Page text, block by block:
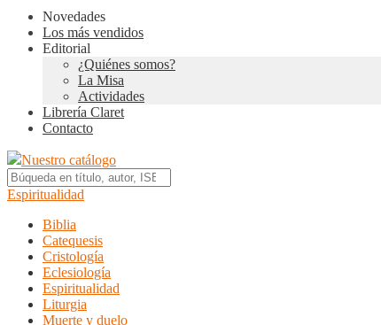
Novedades
Los más vendidos
Editorial
¿Quiénes somos?
La Misa
Actividades
Librería Claret
Contacto
Nuestro catálogo
Espiritualidad
Biblia
Catequesis
Cristología
Eclesiología
Espiritualidad
Liturgia
Muerte y duelo